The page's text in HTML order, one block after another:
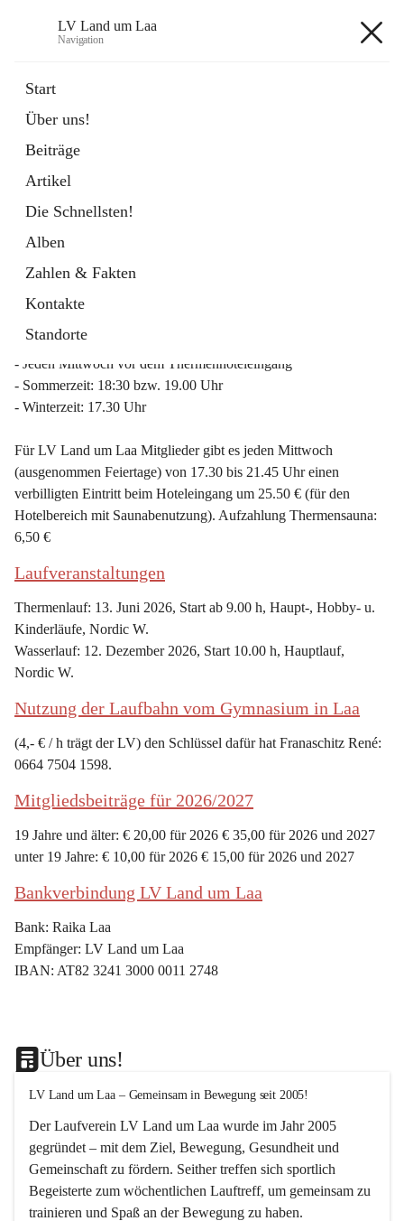
LV Land um Laa
Navigation
Start
Über uns!
Beiträge
Artikel
Die Schnellsten!
Alben
Zahlen & Fakten
Kontakte
Standorte
Externe Webseite
in
Tab
Mitgliederinfo 2026
Lauftreff
- Jeden Mittwoch vor dem Thermenhoteleingang
- Sommerzeit: 18:30 bzw. 19.00 Uhr
- Winterzeit: 17.30 Uhr
Für LV Land um Laa Mitglieder gibt es jeden Mittwoch
(ausgenommen Feiertage) von 17.30 bis 21.45 Uhr einen
verbilligten Eintritt beim Hoteleingang um 25.50 € (für den
Hotelbereich mit Saunabenutzung). Aufzahlung Thermensauna:
6,50 €
Laufveranstaltungen
Thermenlauf: 13. Juni 2026, Start ab 9.00 h, Haupt-, Hobby- u.
Kinderläufe, Nordic W.
Wasserlauf: 12. Dezember 2026, Start 10.00 h, Hauptlauf,
Nordic W.
Nutzung der Laufbahn vom Gymnasium in Laa
(4,- € / h trägt der LV) den Schlüssel dafür hat Franaschitz René:
0664 7504 1598.
Mitgliedsbeiträge für 2026/2027
19 Jahre und älter: € 20,00 für 2026 € 35,00 für 2026 und 2027
unter 19 Jahre: € 10,00 für 2026 € 15,00 für 2026 und 2027
Bankverbindung LV Land um Laa
Bank: Raika Laa
Empfänger: LV Land um Laa
IBAN: AT82 3241 3000 0011 2748
Über uns!
LV Land um Laa – Gemeinsam in Bewegung seit 2005!
Der Laufverein LV Land um Laa wurde im Jahr 2005
gegründet – mit dem Ziel, Bewegung, Gesundheit und
Gemeinschaft zu fördern. Seither treffen sich sportlich
Begeisterte zum wöchentlichen Lauftreff, um gemeinsam zu
trainieren und Spaß an der Bewegung zu haben.